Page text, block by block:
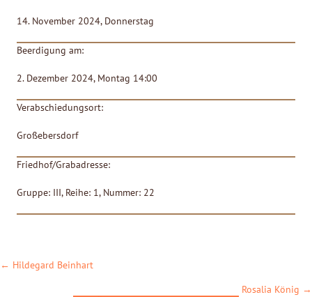
14. November 2024, Donnerstag
Beerdigung am:
2. Dezember 2024, Montag 14:00
Verabschiedungsort:
Großebersdorf
Friedhof/Grabadresse:
Gruppe: III, Reihe: 1, Nummer: 22
POSTS
← Hildegard Beinhart
Rosalia König →